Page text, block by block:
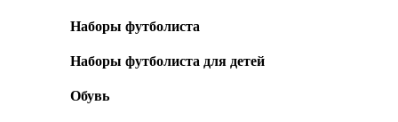
Наборы футболиста
Наборы футболиста для детей
Обувь